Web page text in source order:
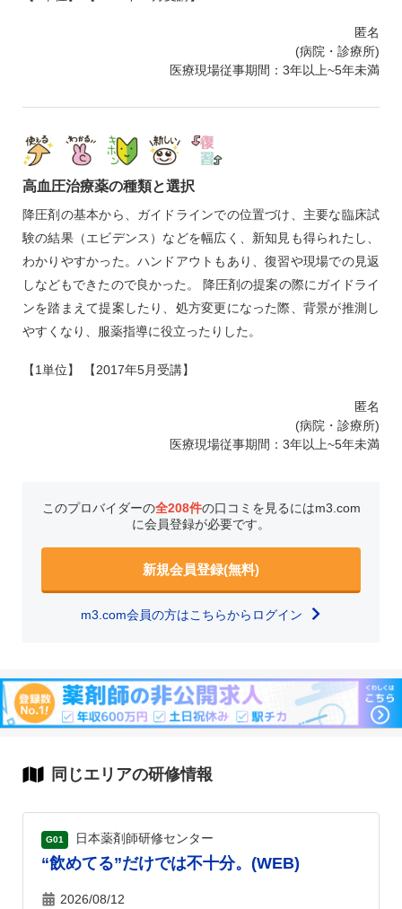
匿名
(病院・診療所)
医療現場従事期間：3年以上~5年未満
高血圧治療薬の種類と選択
降圧剤の基本から、ガイドラインでの位置づけ、主要な臨床試
験の結果（エビデンス）などを幅広く、新知見も得られたし、
わかりやすかった。ハンドアウトもあり、復習や現場での見返
しなどもできたので良かった。 降圧剤の提案の際にガイドライ
ンを踏まえて提案したり、処方変更になった際、背景が推測し
やすくなり、服薬指導に役立ったりした。
【1単位】 【2017年5月受講】
匿名
(病院・診療所)
医療現場従事期間：3年以上~5年未満
このプロバイダーの全208件の口コミを見るにはm3.com
に会員登録が必要です。
新規会員登録(無料)
m3.com会員の方はこちらからログイン
同じエリアの研修情報
G01 日本薬剤師研修センター
“飲めてる”だけでは不十分。(WEB)
2026/08/12